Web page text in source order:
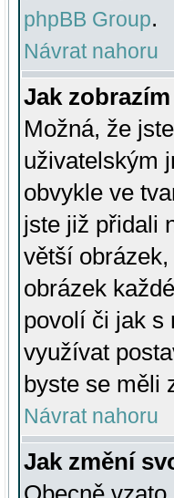
phpBB Group.
Návrat nahoru
Jak
Možná, že
uživatelským
obvykle ve
jste již přidali
větší
obrázek
povolí či jak s
využívat
byste se měli
Návrat nahoru
Jak změní